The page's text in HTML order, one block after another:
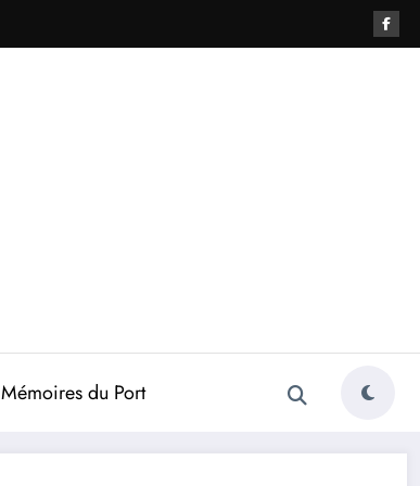
Mémoires du Port